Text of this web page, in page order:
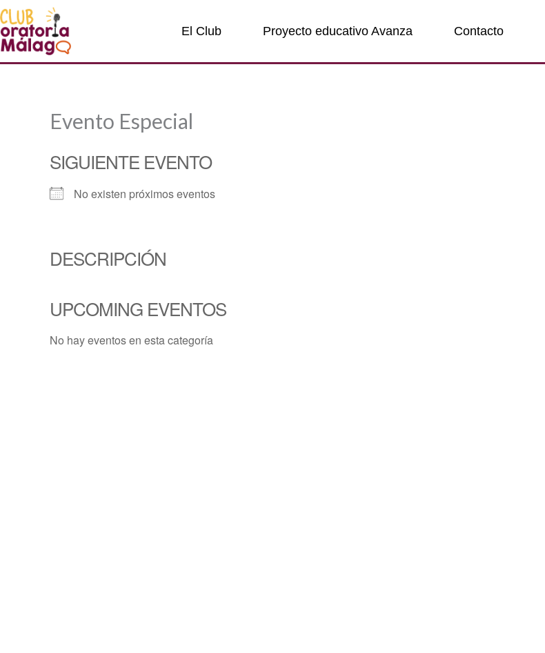
Ir
al
contenido
El Club Proyecto educativo Avanza Contacto
Evento Especial
SIGUIENTE EVENTO
No existen próximos eventos
DESCRIPCIÓN
UPCOMING EVENTOS
No hay eventos en esta categoría